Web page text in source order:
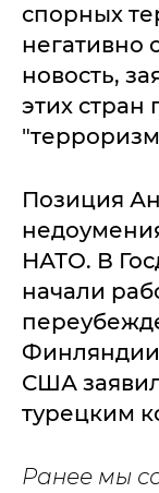
спорных
негативно
новость,
этих стран
Позиция
НАТО. В
начали
США
турецким
Ранее мы